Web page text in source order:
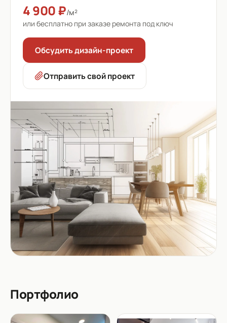
4 900 ₽/м²
или бесплатно при заказе ремонта под ключ
Обсудить дизайн-проект
Отправить свой проект
Портфолио